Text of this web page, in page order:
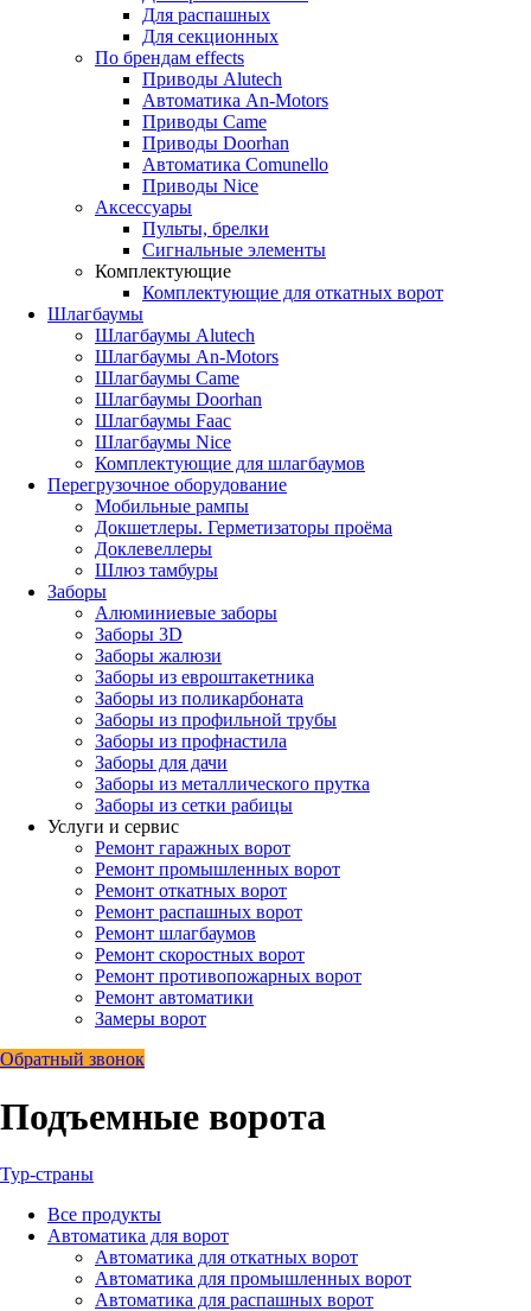
Для распашных
Для секционных
По брендам effects
Приводы Alutech
Автоматика An-Motors
Приводы Came
Приводы Doorhan
Автоматика Comunello
Приводы Nice
Аксессуары
Пульты, брелки
Сигнальные элементы
Комплектующие
Комплектующие для откатных ворот
Шлагбаумы
Шлагбаумы Alutech
Шлагбаумы An-Motors
Шлагбаумы Came
Шлагбаумы Doorhan
Шлагбаумы Faac
Шлагбаумы Nice
Комплектующие для шлагбаумов
Перегрузочное оборудование
Мобильные рампы
Докшетлеры. Герметизаторы проёма
Доклевеллеры
Шлюз тамбуры
Заборы
Алюминиевые заборы
Заборы 3D
Заборы жалюзи
Заборы из евроштакетника
Заборы из поликарбоната
Заборы из профильной трубы
Заборы из профнастила
Заборы для дачи
Заборы из металлического прутка
Заборы из сетки рабицы
Услуги и сервис
Ремонт гаражных ворот
Ремонт промышленных ворот
Ремонт откатных ворот
Ремонт распашных ворот
Ремонт шлагбаумов
Ремонт скоростных ворот
Ремонт противопожарных ворот
Ремонт автоматики
Замеры ворот
Обратный звонок
Подъемные ворота
Тур-страны
Все продукты
Автоматика для ворот
Автоматика для откатных ворот
Автоматика для промышленных ворот
Автоматика для распашных ворот